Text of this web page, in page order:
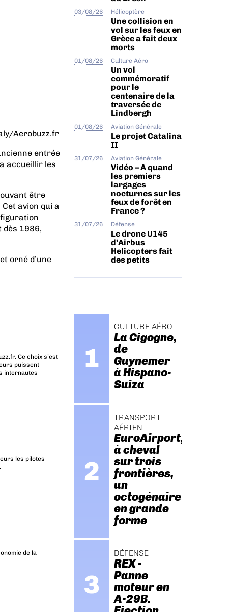
Aerobuzz.fr
entrée
accueillir les
être
avion qui a
dès 1986,
orné d’une
Ce choix s’est
puissent
internautes
les pilotes
de la
03/08/26 Hélicoptère
Une collision en
vol sur les feux en
Grèce a fait deux
morts
01/08/26 Culture Aéro
Un vol
commémoratif
pour le
centenaire de la
traversée de
Lindbergh
01/08/26 Aviation Générale
Le projet Catalina
II
31/07/26 Aviation Générale
Vidéo – A quand
les premiers
largages
nocturnes sur les
feux de forêt en
France ?
31/07/26 Défense
Le drone U145
d’Airbus
Helicopters fait
des petits
CULTURE AÉRO
La Cigogne,
de
Guynemer
à Hispano-
Suiza
TRANSPORT
AÉRIEN
EuroAirport,
à cheval
sur trois
frontières,
un
octogénaire
en grande
forme
DÉFENSE
REX -
Panne
moteur en
A-29B.